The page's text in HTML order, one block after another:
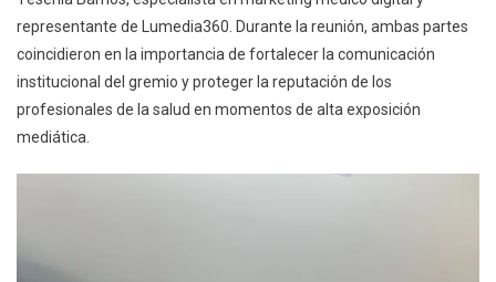
Narrativa
Pública
De
Parte
De
representante de Lumedia360. Durante la reunión, ambas partes
coincidieron en la importancia de fortalecer la comunicación
institucional del gremio y proteger la reputación de los
profesionales de la salud en momentos de alta exposición
mediática.